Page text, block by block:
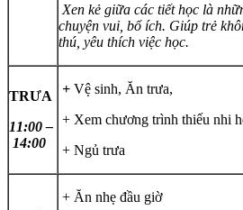
Xen kẻ giữa các tiết học là
chuyện vui, bổ ích. Giúp trẻ
thú, yêu thích việc học.
TRƯA
11:00 –
14:00
+ Vệ sinh, Ăn trưa,
+ Xem chương trình thiếu nhi
+ Ngủ trưa
+ Ăn nhẹ đầu giờ